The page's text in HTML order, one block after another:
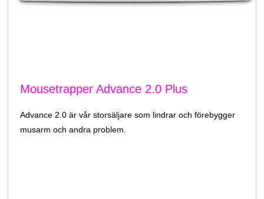
Mousetrapper Advance 2.0 Plus
Advance 2.0 är vår storsäljare som lindrar och förebygger
musarm och andra problem.